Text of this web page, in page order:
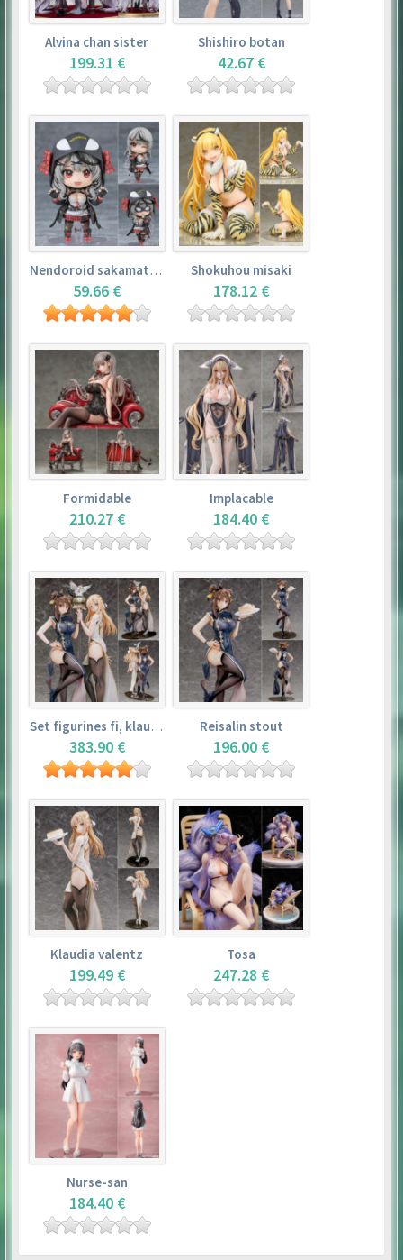
Alvina chan sister
199.31 €
Shishiro botan
42.67 €
Nendoroid sakamata chloe
59.66 €
Shokuhou misaki
178.12 €
Formidable
210.27 €
Implacable
184.40 €
Set figurines fi, klaudia valentz, reisalin stout
383.90 €
Reisalin stout
196.00 €
Klaudia valentz
199.49 €
Tosa
247.28 €
Nurse-san
184.40 €